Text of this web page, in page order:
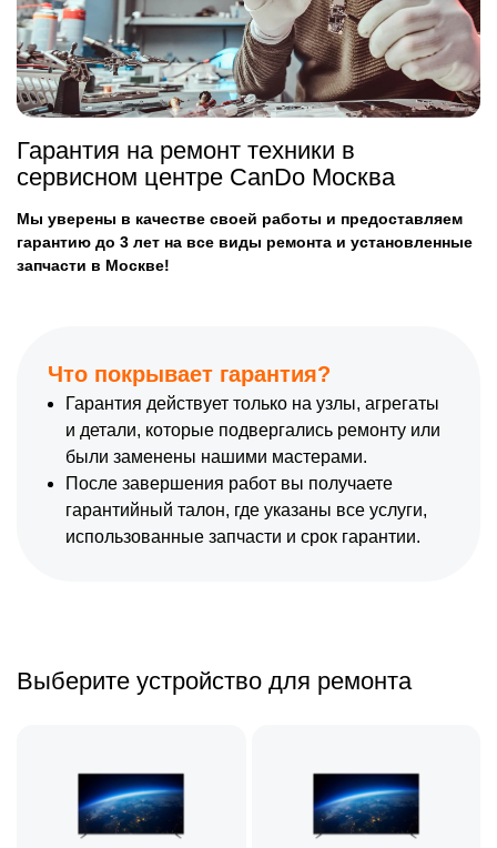
Гарантия на ремонт техники в
сервисном центре CanDo Москва
Мы уверены в качестве своей работы и предоставляем
гарантию до 3 лет на все виды ремонта и установленные
запчасти в Москве!
Что покрывает гарантия?
Гарантия действует только на узлы, агрегаты
и детали, которые подвергались ремонту или
были заменены нашими мастерами.
После завершения работ вы получаете
гарантийный талон, где указаны все услуги,
использованные запчасти и срок гарантии.
Выберите устройство для ремонта